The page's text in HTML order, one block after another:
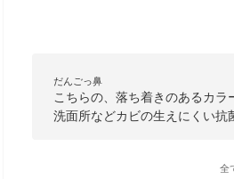
だんごっ鼻
こちらの、落ち着きのあるカ
洗面所などカビの生えにくい抗
全